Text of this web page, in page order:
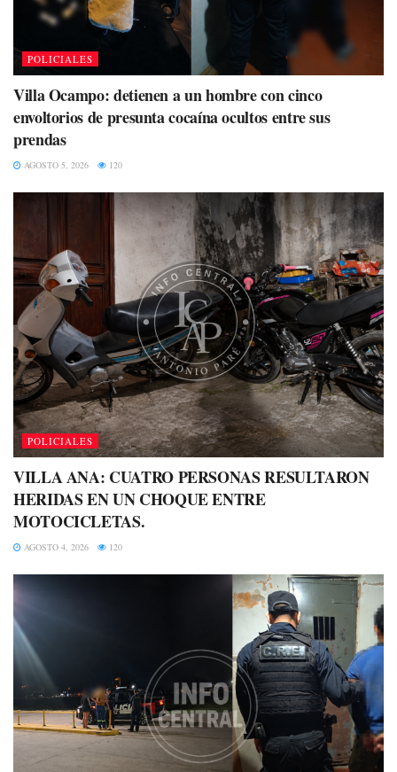
POLICIALES
Villa Ocampo: detienen a un hombre con cinco
envoltorios de presunta cocaína ocultos entre sus
prendas
AGOSTO 5, 2026 120
POLICIALES
VILLA ANA: CUATRO PERSONAS RESULTARON
HERIDAS EN UN CHOQUE ENTRE
MOTOCICLETAS.
AGOSTO 4, 2026 120